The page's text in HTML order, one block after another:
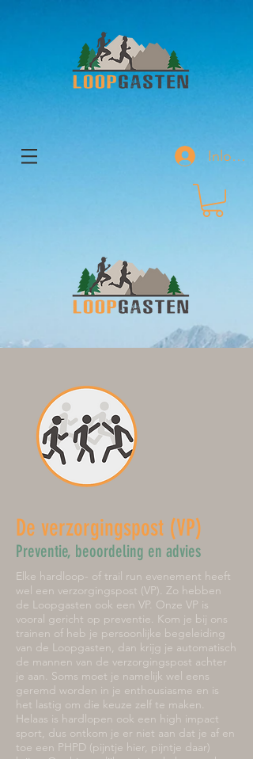
De verzorgingspost (VP)
Preventie, beoordeling en advies
Elke hardloop- of trail run evenement heeft
wel een verzorgingspost (VP). Zo hebben
de Loopgasten ook een VP. Onze VP is
vooral gericht op preventie. Kom je bij ons
trainen of heb je persoonlijke begeleiding
van de Loopgasten, dan krijg je automatisch
de mannen van de verzorgingspost achter
je aan. Soms moet je namelijk wel eens
geremd worden in je enthousiasme en is
het lastig om die keuze zelf te maken.
Helaas is hardlopen ook een high impact
sport, dus ontkom je er niet aan dat je af en
toe een PHPD (pijntje hier, pijntje daar)